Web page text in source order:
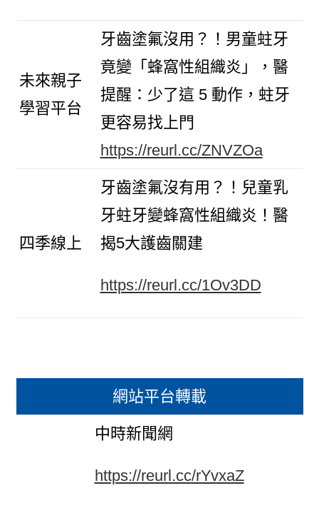
未來親子
學習平台
牙齒塗氟沒用？！男童蛀牙
竟變「蜂窩性組織炎」，醫
提醒：少了這 5 動作，蛀牙
更容易找上門
https://reurl.cc/ZNVZOa
四季線上
牙齒塗氟沒有用？！兒童乳
牙蛀牙變蜂窩性組織炎！醫
揭5大護齒關建
https://reurl.cc/1Ov3DD
網站平台轉載
中時新聞網
https://reurl.cc/rYvxaZ